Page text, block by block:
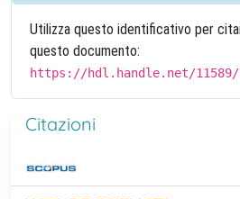
Utilizza questo identificativo per
questo documento:
https://hdl.handle.net/11589/
Citazioni